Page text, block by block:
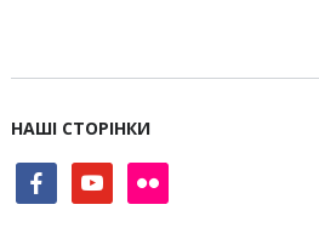
НАШІ СТОРІНКИ
facebookyoutube flickr